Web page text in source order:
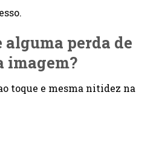
alguma perda de
imagem?
toque e mesma nitidez na